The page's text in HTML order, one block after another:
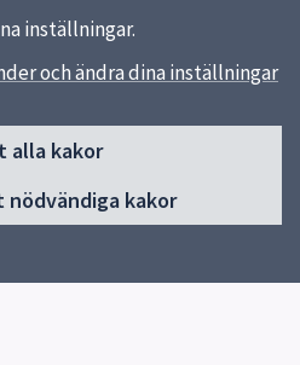
inställningar.
och ändra dina inställningar
alla kakor
kakor